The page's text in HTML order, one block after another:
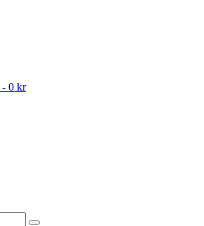
- 0 kr